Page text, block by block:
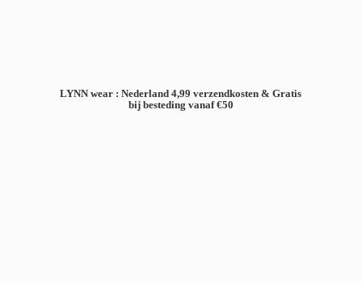
LYNN wear : Nederland 4,99 verzendkosten & Gratis
bij besteding vanaf €50